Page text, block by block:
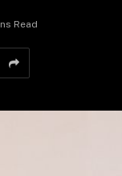
Read